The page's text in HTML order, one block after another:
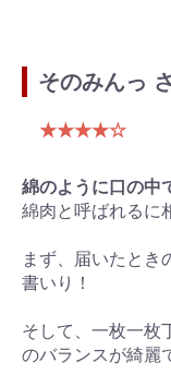
そのみんっ
★★★★☆
綿のように口の中
綿肉と呼ばれるに
まず、届いたとき
書いり！
そして、一枚一枚
のバランスが綺麗